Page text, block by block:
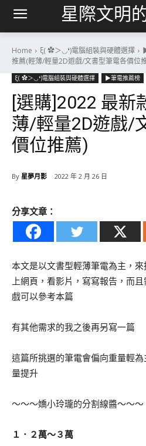
星際文明
Home ξ( ✿＞◡❛)電腦組裝與硬體選擇
推薦(輕薄/輕量2D遊戲/文書型筆電各價位
ξ( ✿＞◡❛)電腦組裝與硬體選擇 ▶筆電推薦榜
[選購]2022 最新
薄/輕量2D遊戲/
價位推薦)
By 星夢月影 2022 年 2 月 26 日
分享文章：
本文是以文書型輕薄筆電為主，
上網頁，看影片，寫寫報告，而
戲可以參考本篇
有其他需求的我之後再另寫一篇
這篇所挑選的筆電會偏向重量輕
量提升
～～～嬌小玲瓏的分割線醬～～～
１．２萬～３萬